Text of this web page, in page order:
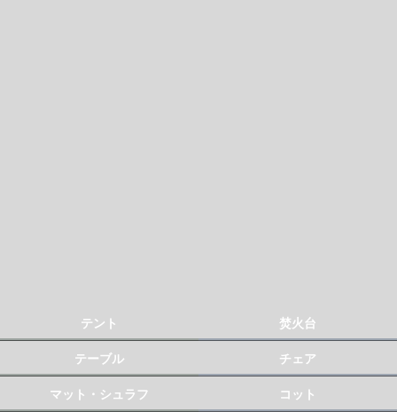
テント 焚火台
テーブル チェア
マット・シュラフ コット